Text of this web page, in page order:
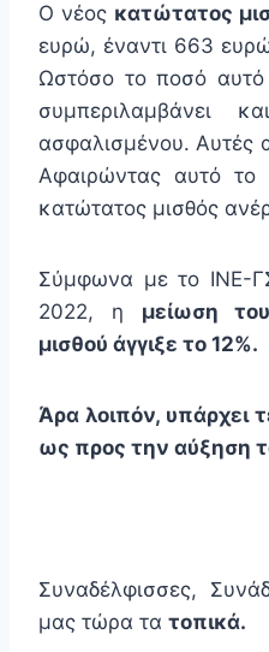
Ο νέος κατώτατος
ευρώ, έναντι 663
Ωστόσο το ποσό αυτό
συμπεριλαμβάνει
ασφαλισμένου. Αυτές
Αφαιρώντας αυτό το
κατώτατος μισθός
Σύμφωνα με το ΙΝΕ-
2022, η μείωση
μισθού άγγιξε το 12%.
Άρα λοιπόν, υπάρχει
ως προς την αύξηση
Συναδέλφισσες,
μας τώρα τα τοπικά.